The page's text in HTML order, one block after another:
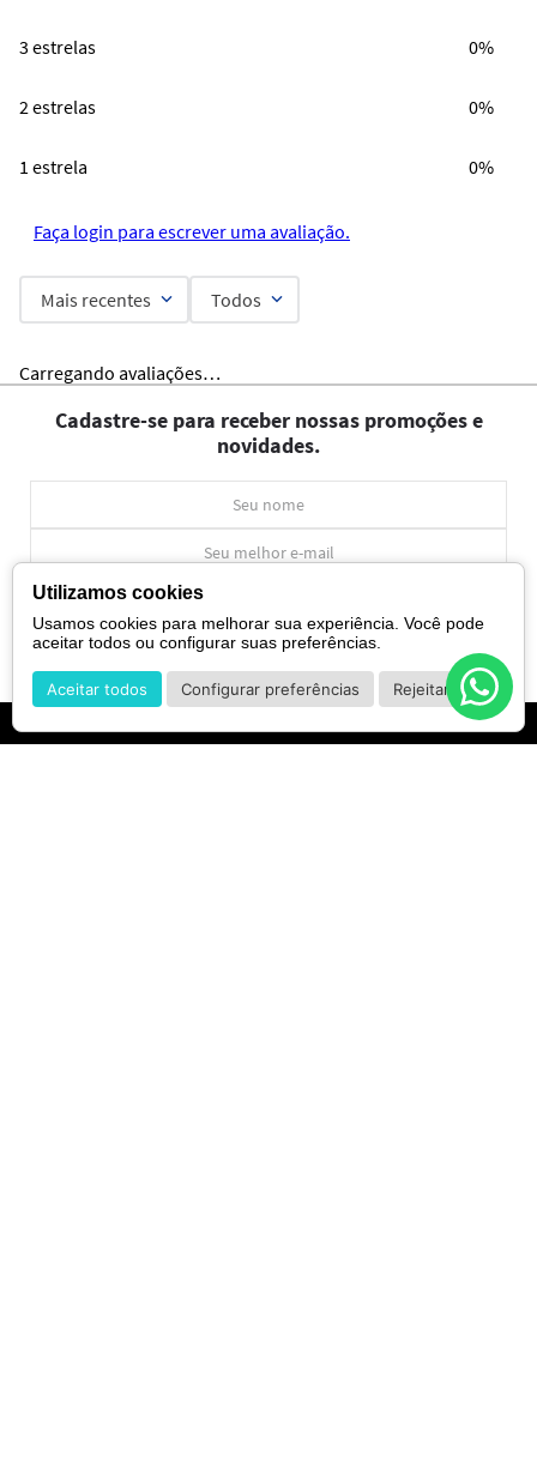
3 estrelas 0%
2 estrelas 0%
1 estrela 0%
Faça login para escrever uma avaliação.
Mais recentes Todos
Carregando avaliações…
Cadastre-se para receber nossas promoções e
novidades.
CADASTRAR
*Ao concluir você aceitará nossostermos de usoepolítica de privacidade.
Utilizamos cookies
Usamos cookies para melhorar sua experiência. Você pode
aceitar todos ou configurar suas preferências.
Aceitar todos Configurar preferências Rejeitar